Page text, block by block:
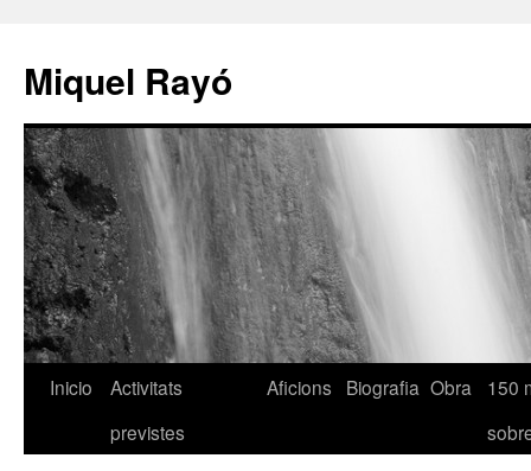
Miquel Rayó
Inicio
Activitats
previstes
Aficions Biografia Obra
150